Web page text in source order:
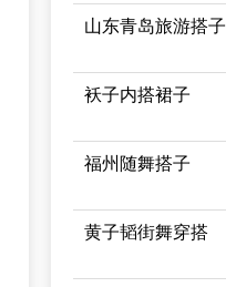
山东青岛旅游搭子
袄子内搭裙子
福州随舞搭子
黄子韬街舞穿搭